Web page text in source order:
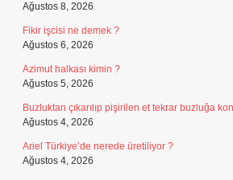
Ağustos 8, 2026
Fikir işcisi ne demek ?
Ağustos 6, 2026
Azimut halkası kimin ?
Ağustos 5, 2026
Buzluktan çıkarılıp pişirilen et tekrar buzluğa
Ağustos 4, 2026
Ariel Türkiye’de nerede üretiliyor ?
Ağustos 4, 2026